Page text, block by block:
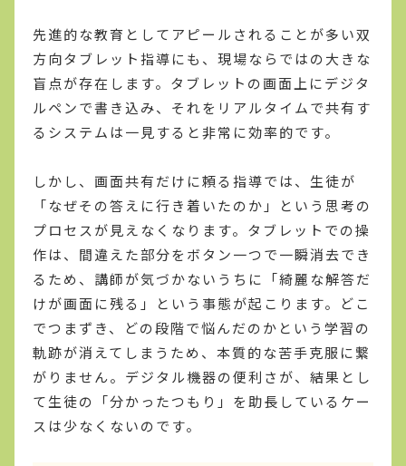
先進的な教育としてアピールされることが多い双
方向タブレット指導にも、現場ならではの大きな
盲点が存在します。タブレットの画面上にデジタ
ルペンで書き込み、それをリアルタイムで共有す
るシステムは一見すると非常に効率的です。
しかし、画面共有だけに頼る指導では、生徒が
「なぜその答えに行き着いたのか」という思考の
プロセスが見えなくなります。タブレットでの操
作は、間違えた部分をボタン一つで一瞬消去でき
るため、講師が気づかないうちに「綺麗な解答だ
けが画面に残る」という事態が起こります。どこ
でつまずき、どの段階で悩んだのかという学習の
軌跡が消えてしまうため、本質的な苦手克服に繋
がりません。デジタル機器の便利さが、結果とし
て生徒の「分かったつもり」を助長しているケー
スは少なくないのです。